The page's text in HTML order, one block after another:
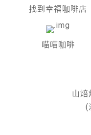
找到幸福咖啡店
喵喵咖啡
山焙
(